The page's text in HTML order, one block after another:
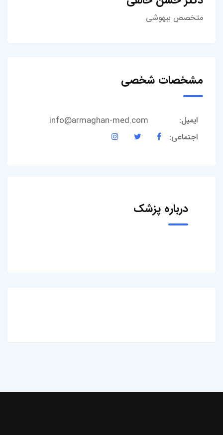
متخصص بیهوشی
مشخصات شخصی
ایمیل: info@armaghan-med.com
اجتماعی:
درباره پزشک